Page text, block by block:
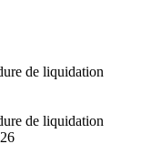
de liquidation
de liquidation